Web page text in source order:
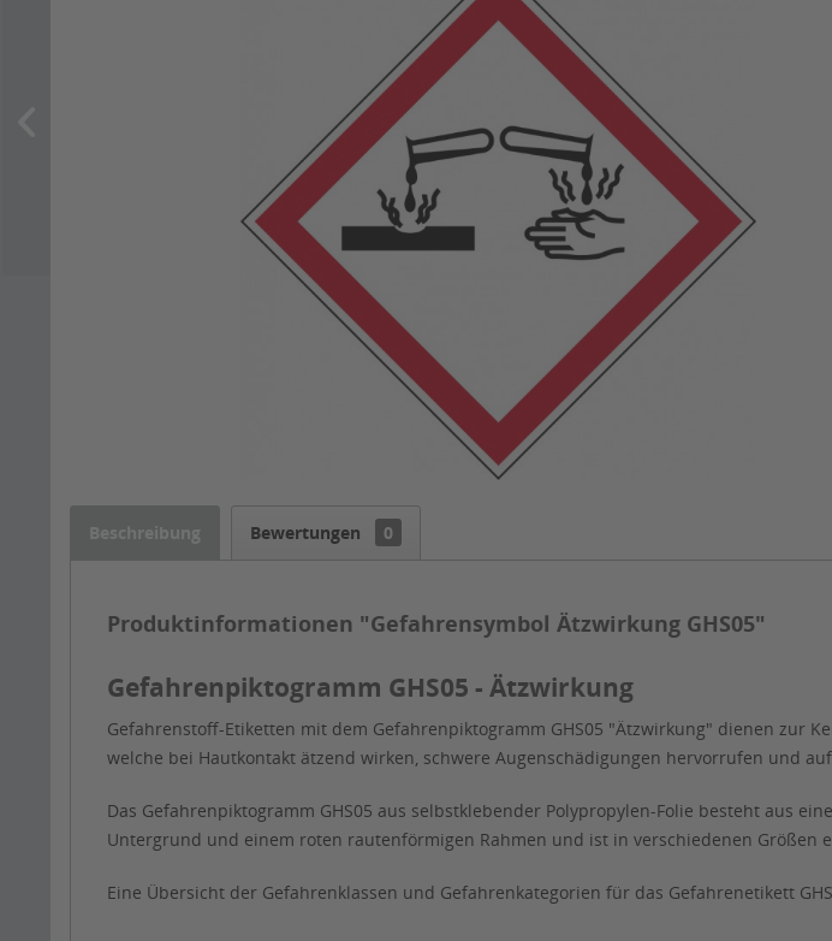
Beschreibung Bewertungen 0
Produktinformationen "Gefahrensymbol Ätzwirkung GHS05"
Gefahrenpiktogramm GHS05 - Ätzwirkung
Gefahrenstoff-Etiketten mit dem Gefahrenpiktogramm GHS05 "Ätzwirkung" dienen zur
welche bei Hautkontakt ätzend wirken, schwere Augenschädigungen hervorrufen und
Das Gefahrenpiktogramm GHS05 aus selbstklebender Polypropylen-Folie besteht aus
Untergrund und einem roten rautenförmigen Rahmen und ist in verschiedenen Größen
Eine Übersicht der Gefahrenklassen und Gefahrenkategorien für das Gefahrenetikett